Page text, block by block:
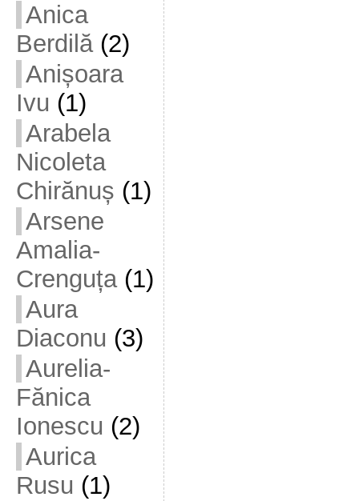
Anica
Berdilă(2)
Anișoara
Ivu (1)
Arabela
Nicoleta
Chirănuș (1)
Arsene
Amalia-
Crenguța(1)
Aura
Diaconu (3)
Aurelia-
Fănica
Ionescu (2)
Aurica
Rusu (1)